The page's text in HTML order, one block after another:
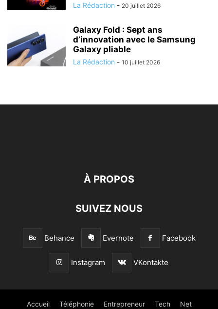
La Rédaction - 20 juillet 2026
Galaxy Fold : Sept ans
d’innovation avec le Samsung
Galaxy pliable
La Rédaction - 10 juillet 2026
À PROPOS
SUIVEZ NOUS
Behance Evernote Facebook
Instagram VKontakte
Accueil Téléphonie Entrepreneur Tech Net